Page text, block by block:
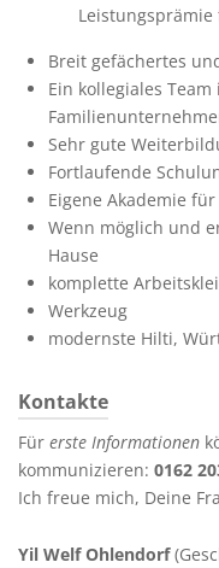
Breit gefächertes
Ein kollegiales
Sehr gute
Fortlaufende
Eigene Akademie
Wenn möglich und
Hause
komplette
Werkzeug
modernste Hilti,
Kontakte
Für erste Informationen
kommunizieren: 0162
Ich freue mich, Deine
Yil Welf Ohlendorf